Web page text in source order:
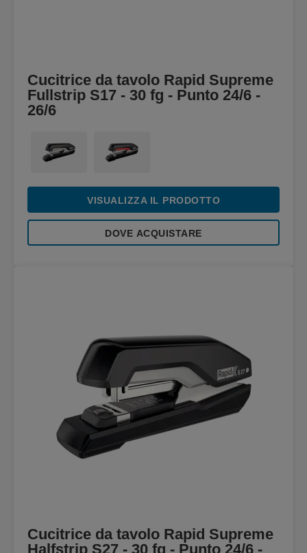
Cucitrice da tavolo Rapid Supreme
Fullstrip S17 - 30 fg - Punto 24/6 -
26/6
VISUALIZZA IL PRODOTTO
DOVE ACQUISTARE
Cucitrice da tavolo Rapid Supreme
Halfstrip S27 - 30 fg - Punto 24/6 -